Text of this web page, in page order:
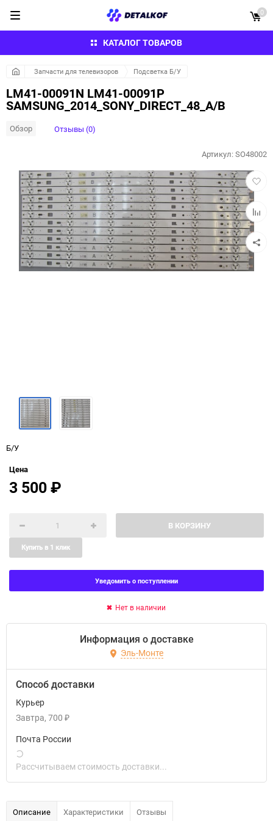
КАТАЛОГ ТОВАРОВ
0
Запчасти для телевизоров Подсветка Б/У
LM41-00091N LM41-00091P
SAMSUNG_2014_SONY_DIRECT_48_A/B
Обзор Отзывы (0)
в
к
Артикул:SO48002
Б/У
Цена
3 500₽
В КОРЗИНУ
Купить в 1 клик
Уведомить о поступлении
Нет в наличии
Информация о доставке
Эль-Монте
Способ доставки
Курьер
Завтра 700 ₽
Почта России
Рассчитываем стоимость доставки...
Описание Характеристики Отзывы